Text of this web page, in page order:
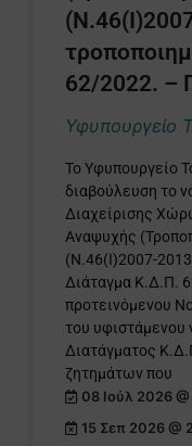
62/2022. –
Υφυπουργείο
Το Υφυπουργείο
διαβούλευση το
Διαχείρισης
Αναψυχής
(Ν.46(Ι)2007-
Διάταγμα Κ.Δ.Π.
προτεινόμενου
του υφιστάμενου
Διατάγματος
ζητημάτων που
08 Ιούλ 2026
15 Σεπ 2026 @